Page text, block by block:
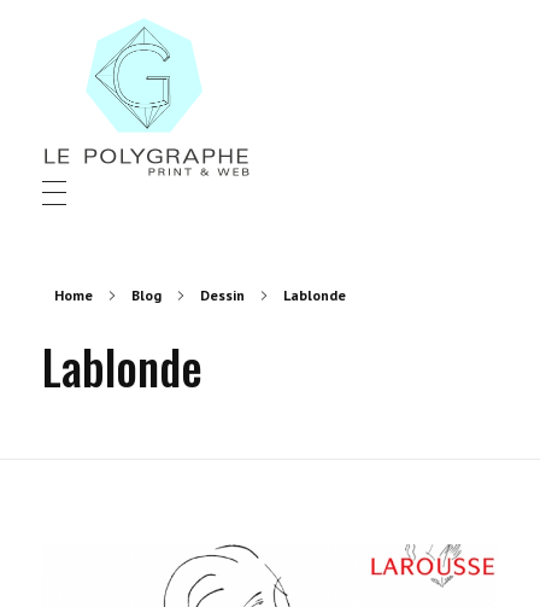
Le Polygraphe
Print & Web
Home Blog Dessin Lablonde
Lablonde